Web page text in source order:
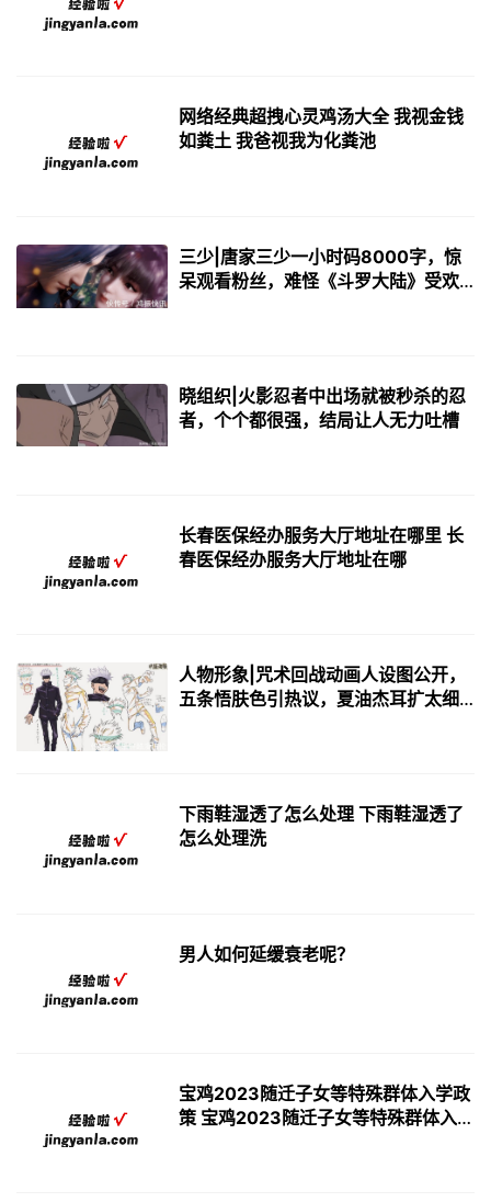
网络经典超拽心灵鸡汤大全 我视金钱
如粪土 我爸视我为化粪池
三少|唐家三少一小时码8000字，惊
呆观看粉丝，难怪《斗罗大陆》受欢
晓组织|火影忍者中出场就被秒杀的忍
者，个个都很强，结局让人无力吐槽
长春医保经办服务大厅地址在哪里 长
春医保经办服务大厅地址在哪
人物形象|咒术回战动画人设图公开，
五条悟肤色引热议，夏油杰耳扩太细
下雨鞋湿透了怎么处理 下雨鞋湿透了
怎么处理洗
男人如何延缓衰老呢？
宝鸡2023随迁子女等特殊群体入学政
策 宝鸡2023随迁子女等特殊群体入学